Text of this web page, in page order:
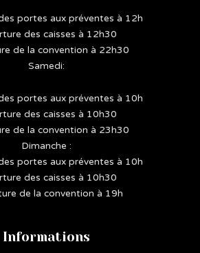
portes aux préventes à 12h
des caisses à 12h30
de la convention à 22h30
Samedi:
portes aux préventes à 10h
des caisses à 10h30
de la convention à 23h30
Dimanche :
portes aux préventes à 10h
des caisses à 10h30
de la convention à 19h
Informations